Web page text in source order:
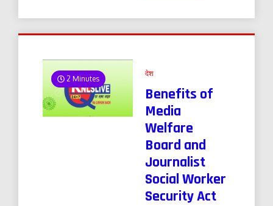
2 Minutes
देश
Benefits of
Media
Welfare
Board and
Journalist
Social Worker
Security Act